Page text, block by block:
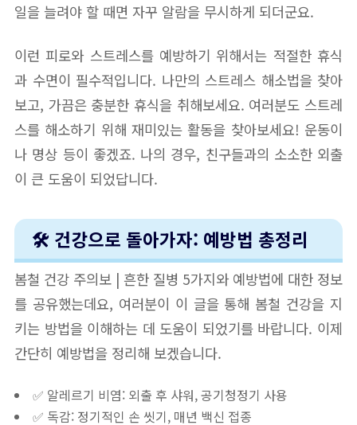
일을 늘려야 할 때면 자꾸 알람을 무시하게 되더군요.
이런 피로와 스트레스를 예방하기 위해서는 적절한 휴식
과 수면이 필수적입니다. 나만의 스트레스 해소법을 찾아
보고, 가끔은 충분한 휴식을 취해보세요. 여러분도 스트레
스를 해소하기 위해 재미있는 활동을 찾아보세요! 운동이
나 명상 등이 좋겠죠. 나의 경우, 친구들과의 소소한 외출
이 큰 도움이 되었답니다.
🛠️ 건강으로 돌아가자: 예방법 총정리
봄철 건강 주의보 | 흔한 질병 5가지와 예방법에 대한 정보
를 공유했는데요, 여러분이 이 글을 통해 봄철 건강을 지
키는 방법을 이해하는 데 도움이 되었기를 바랍니다. 이제
간단히 예방법을 정리해 보겠습니다.
✅ 알레르기 비염: 외출 후 샤워, 공기청정기 사용
✅ 독감: 정기적인 손 씻기, 매년 백신 접종